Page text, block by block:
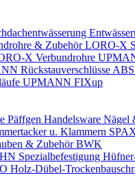
& ZubehörLORO-X
X Verbundrohre
Rückstauverschlüsse ABS
UPMANN FIXup
Päffgen Handelsware Nägel
u. Klammern
& ZubehörBWK
Spezialbefestigung
Holz-Dübel-